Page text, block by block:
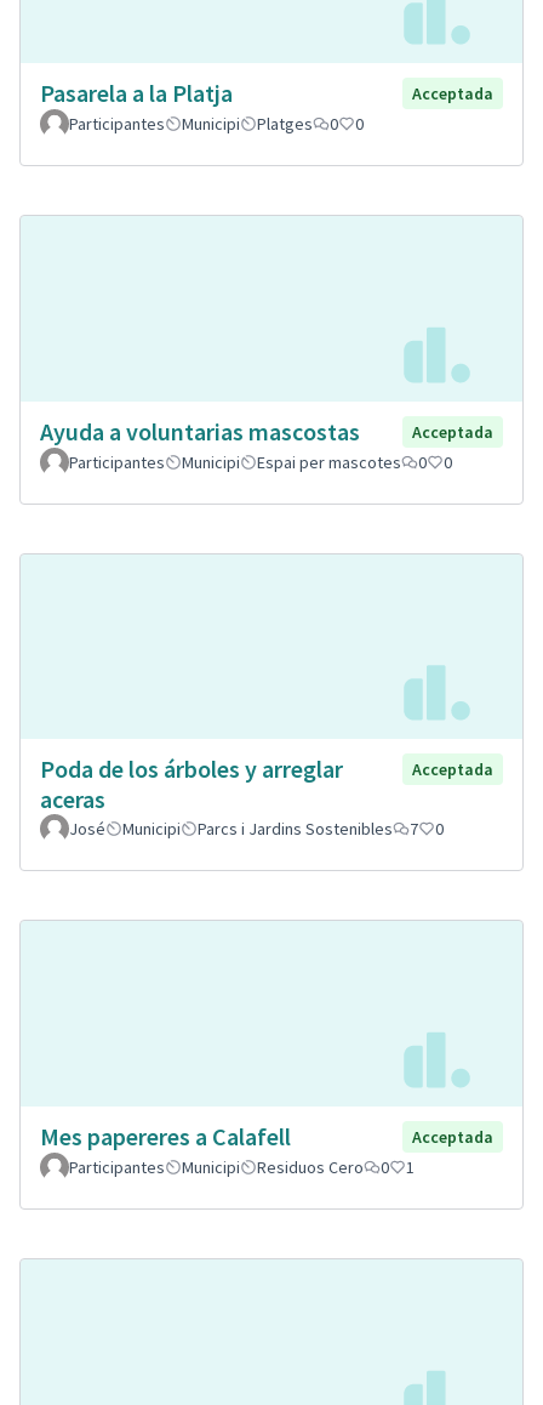
Pasarela a la Platja
Acceptada
Participantes
Municipi Platges 0 0
Ayuda a voluntarias mascostas
Acceptada
Participantes
Municipi Espai per mascotes 0 0
Poda de los árboles y arreglar
aceras
Acceptada
José Municipi Parcs i Jardins Sostenibles 7 0
Mes papereres a Calafell
Acceptada
Participantes
Municipi Residuos Cero 0 1